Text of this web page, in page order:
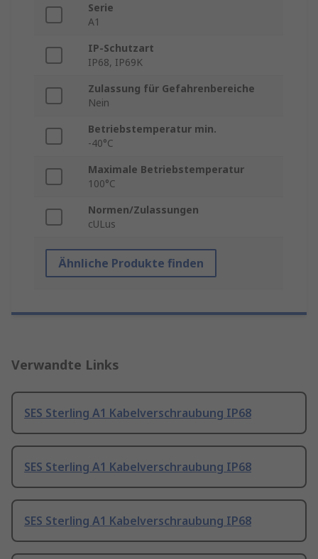
Serie
A1
IP-Schutzart
IP68, IP69K
Zulassung für Gefahrenbereiche
Nein
Betriebstemperatur min.
-40°C
Maximale Betriebstemperatur
100°C
Normen/Zulassungen
cULus
Ähnliche Produkte finden
Verwandte Links
SES Sterling A1 Kabelverschraubung IP68
SES Sterling A1 Kabelverschraubung IP68
SES Sterling A1 Kabelverschraubung IP68